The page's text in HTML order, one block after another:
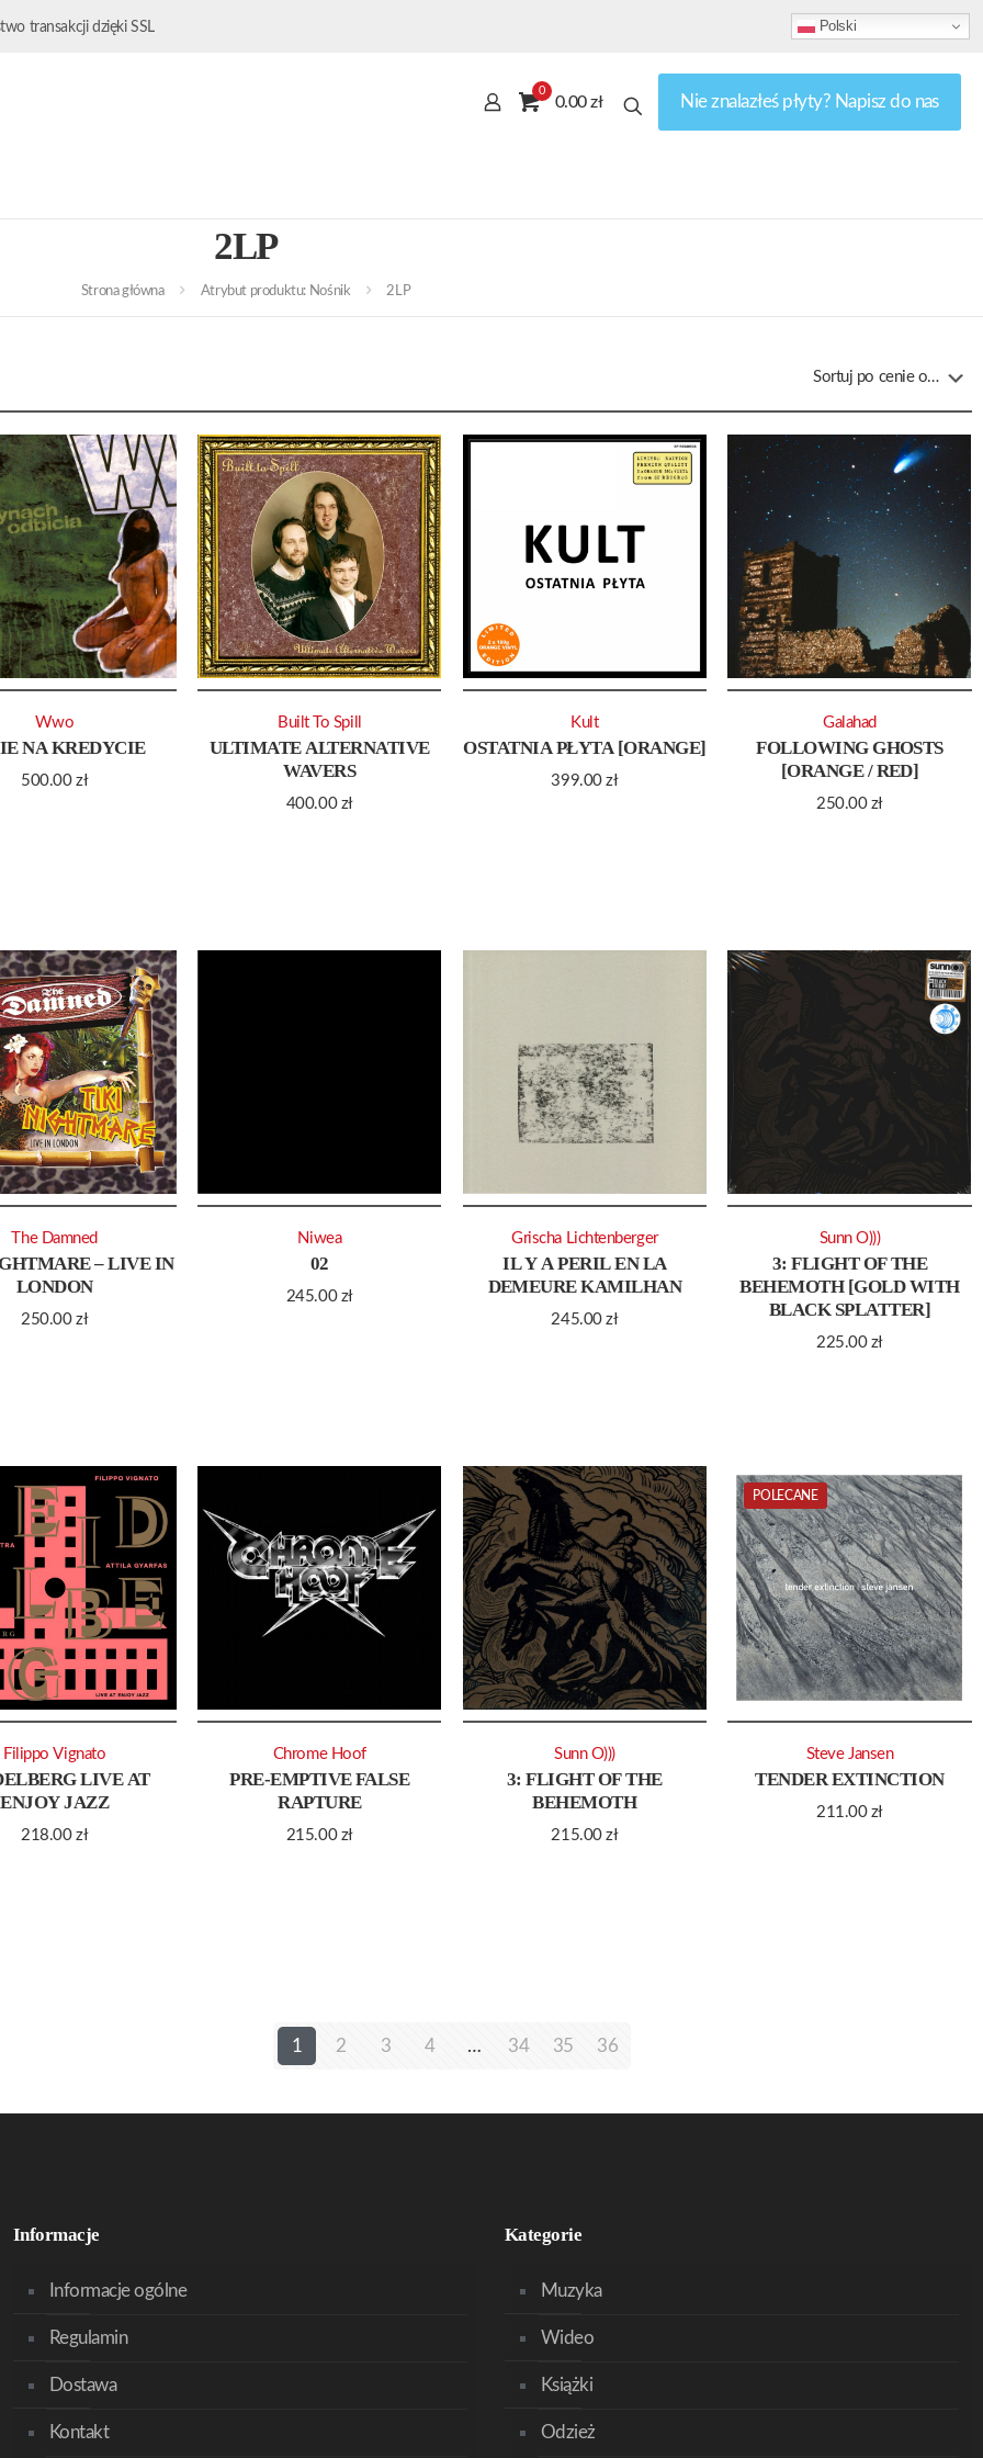
transakcji dzięki SSL Polski
0
0.00 zł Nie znalazłeś płyty? Napisz do nas
2LP
Strona główna Atrybut produktu: Nośnik 2LP
NA KREDYCIE
500.00zł
Wwo
ULTIMATE ALTERNATIVE
WAVERS
400.00 zł
Built To Spill
OSTATNIA PŁYTA [ORANGE]
399.00zł
Kult
FOLLOWING GHOSTS
[ORANGE / RED]
250.00 zł
Galahad
– LIVE IN
LONDON
250.00zł
The Damned
02
245.00 zł
Niwea
IL Y A PERIL EN LA
DEMEURE KAMILHAN
245.00zł
Grischa Lichtenberger
3: FLIGHT OF THE
BEHEMOTH [GOLD WITH
BLACK SPLATTER]
225.00 zł
Sunn O)))
LIVE AT
ENJOY JAZZ
218.00zł
Filippo Vignato
PRE-EMPTIVE FALSE
RAPTURE
215.00 zł
Chrome Hoof
3: FLIGHT OF THE
BEHEMOTH
215.00zł
Sunn O)))
POLECANE
TENDER EXTINCTION
211.00 zł
Steve Jansen
1 2 3 4 … 34 35 36
Informacje
Informacje ogólne
Regulamin
Dostawa
Kontakt
Kategorie
Muzyka
Wideo
Książki
Odzież